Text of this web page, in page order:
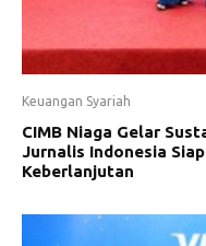
Keuangan Syariah
CIMB Niaga Gelar
Jurnalis Indonesia
Keberlanjutan